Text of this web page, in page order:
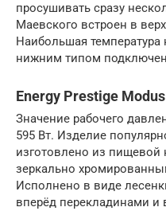
просушивать сразу
Маевского встроен в
Наибольшая температура
нижним типом
Energy Prestige Modus
Значение рабочего
595 Вт. Изделие
изготовлено из
зеркально
Исполнено в виде
вперёд перекладинами и